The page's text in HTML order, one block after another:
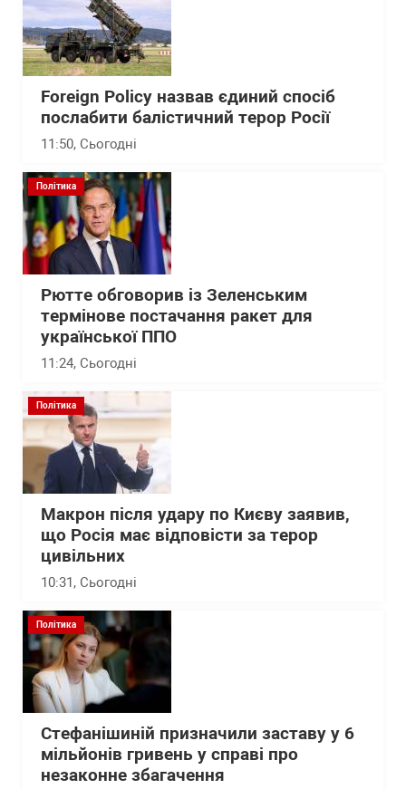
Foreign Policy назвав єдиний спосіб
послабити балістичний терор Росії
11:50, Сьогодні
Політика
Рютте обговорив із Зеленським
термінове постачання ракет для
української ППО
11:24, Сьогодні
Політика
Макрон після удару по Києву заявив,
що Росія має відповісти за терор
цивільних
10:31, Сьогодні
Політика
Стефанішиній призначили заставу у 6
мільйонів гривень у справі про
незаконне збагачення